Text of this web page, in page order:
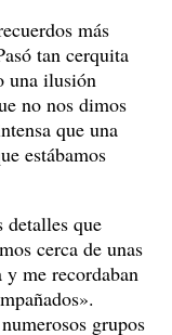
más
tan cerquita
una ilusión
no nos dimos
que una
estábamos
detalles que
cerca de unas
y me recordaban
grupos